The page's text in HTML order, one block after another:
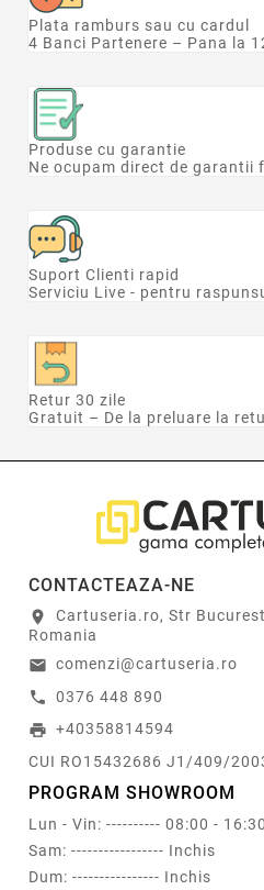
Plata ramburs sau cu cardul
4 Banci Partenere – Pana la
Produse cu garantie
Ne ocupam direct de garantii
Suport Clienti rapid
Serviciu Live - pentru
Retur 30 zile
Gratuit – De la preluare la
CONTACTEAZA-NE
location_on
Cartuseria.ro, Str
Romania
email comenzi@cartuseria.ro
call 0376 448 890
print +40358814594
CUI RO15432686 J1/409/
PROGRAM SHOWROOM
Lun - Vin: ---------- 08:00 - 16:30
Sam: ----------------- Inchis
Dum: ---------------- Inchis